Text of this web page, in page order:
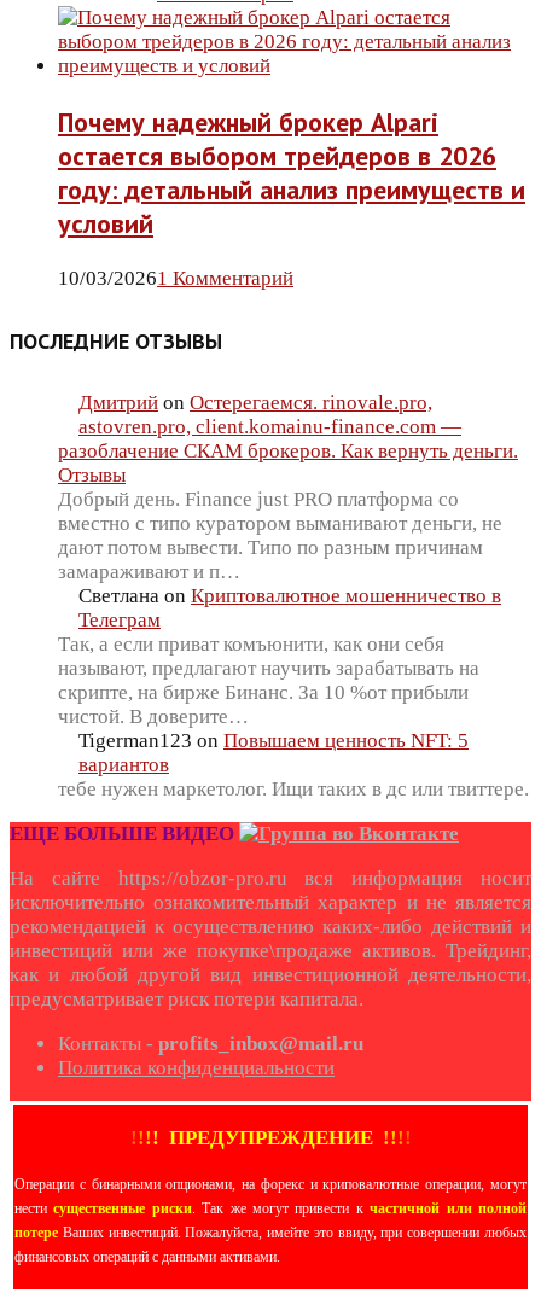
Почему надежный брокер Alpari
остается выбором трейдеров в 2026
году: детальный анализ преимуществ и
условий
10/03/20261 Комментарий
ПОСЛЕДНИЕ ОТЗЫВЫ
Дмитрий on Остерегаемся. rinovale.pro,
astovren.pro, client.komainu-finance.com —
разоблачение СКАМ брокеров. Как вернуть деньги.
Отзывы
Добрый день. Finance just PRO платформа со
вместно с типо куратором выманивают деньги, не
дают потом вывести. Типо по разным причинам
замараживают и п…
Светлана on Криптовалютное мошенничество в
Телеграм
Так, а если приват комъюнити, как они себя
называют, предлагают научить зарабатывать на
скрипте, на бирже Бинанс. За 10 %от прибыли
чистой. В доверите…
Tigerman123 on Повышаем ценность NFT: 5
вариантов
тебе нужен маркетолог. Ищи таких в дс или твиттере.
ЕЩЕ БОЛЬШЕ ВИДЕО
На сайте https://obzor-pro.ru вся информация носит
исключительно ознакомительный характер и не является
рекомендацией к осуществлению каких-либо действий и
инвестиций или же покупке\продаже активов. Трейдинг,
как и любой другой вид инвестиционной деятельности,
предусматривает риск потери капитала.
Контакты - profits_inbox@mail.ru
Политика конфиденциальности
!!!! ПРЕДУПРЕЖДЕНИЕ !!!!
Операции с бинарными опционами, на форекс и криповалютные операции, могут
нестисущественные риски. Так же могут привести кчастичной или полной
потере Ваших инвестиций. Пожалуйста, имейте это ввиду, при совершении любых
финансовых операций с данными активами.